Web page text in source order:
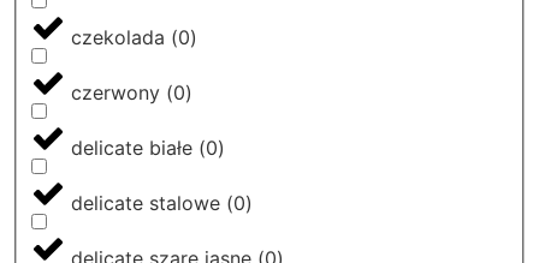
czekolada (0)
czerwony (0)
delicate białe (0)
delicate stalowe (0)
delicate szare jasne (0)